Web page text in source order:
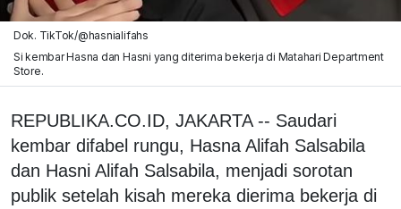
Dok. TikTok/@hasnialifahs
Si kembar Hasna dan Hasni yang diterima bekerja di Matahari Department
Store.
REPUBLIKA.CO.ID, JAKARTA -- Saudari
kembar difabel rungu, Hasna Alifah Salsabila
dan Hasni Alifah Salsabila, menjadi sorotan
publik setelah kisah mereka dierima bekerja di